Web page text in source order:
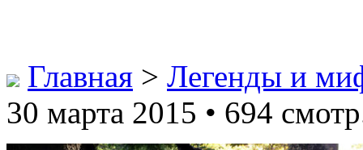
Главная > Легенды и
30 марта 2015 • 694